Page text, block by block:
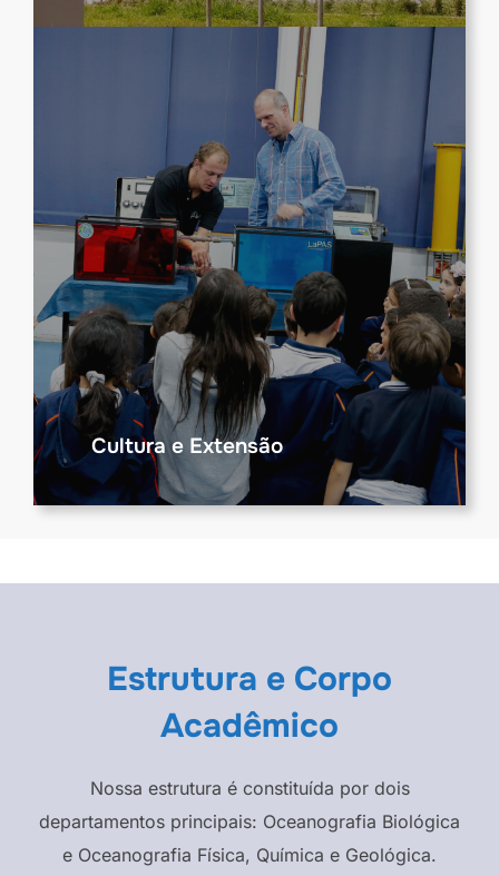
Cultura e Extensão
Estrutura e Corpo
Acadêmico
Nossa estrutura é constituída por dois
departamentos principais: Oceanografia Biológica
e Oceanografia Física, Química e Geológica.